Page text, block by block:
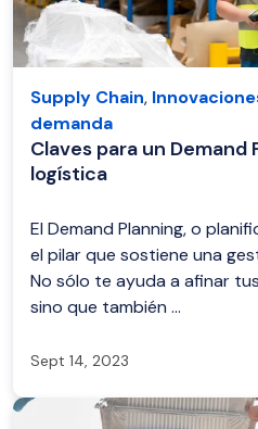
Supply Chain,
demanda
Claves para un
logística
El Demand Planning, o
el pilar que sostiene una
No sólo te ayuda a afinar
sino que también ...
Sept 14, 2023